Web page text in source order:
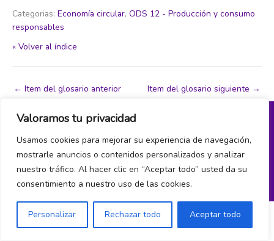
Valoramos tu privacidad
Usamos cookies para mejorar su experiencia de navegación,
mostrarle anuncios o contenidos personalizados y analizar
nuestro tráfico. Al hacer clic en “Aceptar todo” usted da su
consentimiento a nuestro uso de las cookies.
Personalizar Rechazar todo Aceptar todo
Categorias: Economía circular, ODS 12 - Producción y consumo
responsables
« Volver al índice
← Item del glosario anterior Item del glosario siguiente →
Política de privacidad y cookies
¿Hablamos?